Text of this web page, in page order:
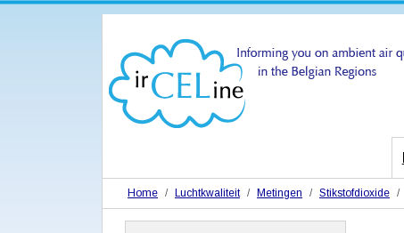
Home Luchtkwaliteit Metingen Stikstofdioxide